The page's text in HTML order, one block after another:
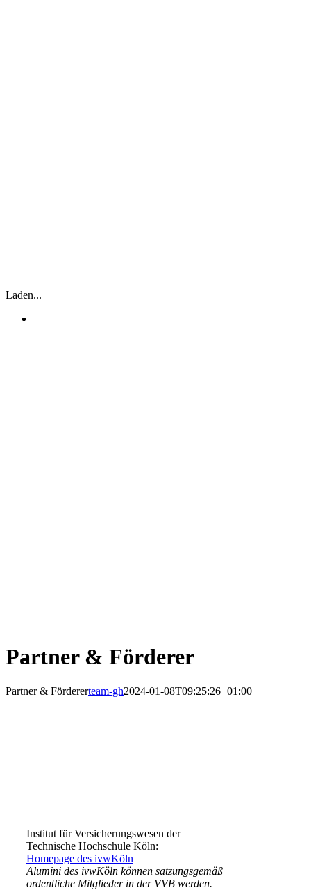
Laden...
Partner & Förderer
Partner & Fördererteam-gh2024-01-08T09:25:26+01:00
Institut für Versicherungswesen der
Technische Hochschule Köln:
Homepage des ivwKöln
Alumini des ivwKöln können satzungsgemäß
ordentliche Mitglieder in der VVB werden.